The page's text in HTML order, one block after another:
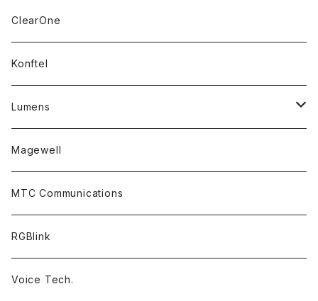
Headsets
Accessory Parts
ClearOne
Konftel
Lumens
PTZ Camera
Accessories
Magewell
MTC Communications
RGBlink
Voice Tech.